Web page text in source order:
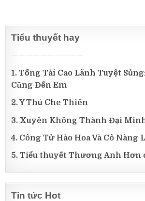
Tiểu thuyết hay
——————————
1. Tổng Tài Cao Lãnh Tuyệt
Cũng Đến Em
2. Y Thủ Che Thiên
3. Xuyên Không Thành Đại
4. Công Tử Hào Hoa Và Cô Nàng
5. Tiểu thuyết Thương Anh Hơn
Tin tức Hot